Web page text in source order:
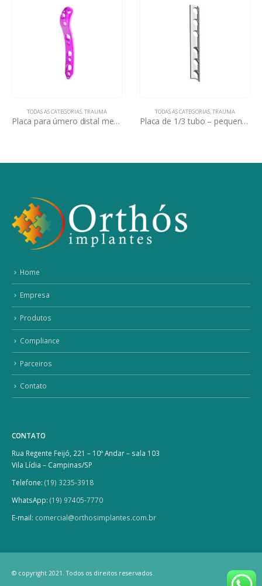
TODAS AS CATEGORIAS,TRAUMA
Placa para úmero distal medial
TODAS AS CATEGORIAS,TRAUMA
Placa de 1/3 tubo – pequenos fragmentos desbloqueado
Home
Empresa
Produtos
Compliance
Parceiros
Contato
CONTATO
Rua Regente Feijó, 221 – 10º Andar – sala 103
Vila Lídia – Campinas/SP
Telefone: (19) 3235-3918
WhatsApp: (19) 97405-7770
E-mail: comercial@orthosimplantes.com.br
© copyright 2021. Todos os direitos reservados